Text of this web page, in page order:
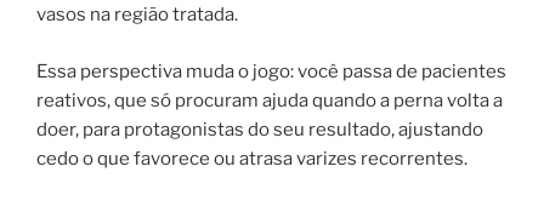
vasos na região tratada.
Essa perspectiva muda o jogo: você passa de pacientes
reativos, que só procuram ajuda quando a perna volta a
doer, para protagonistas do seu resultado, ajustando
cedo o que favorece ou atrasa varizes recorrentes.